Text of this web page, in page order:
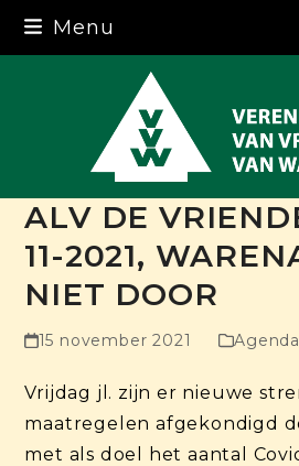
Skip
Menu
ALV DE
11-2021,
NIET DOOR
15 november 2021
Vrijdag jl. zijn er nieuwe
maatregelen afgekondigd
met als doel het aantal